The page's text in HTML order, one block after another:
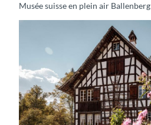
Musée suisse en plein air Ballenberg